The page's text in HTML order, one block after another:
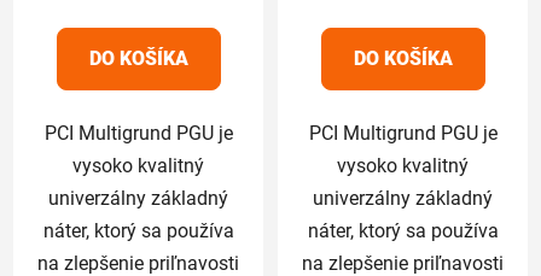
5
hviezdičiek.
DO KOŠÍKA
PCI Multigrund PGU je
vysoko kvalitný
univerzálny základný
náter, ktorý sa používa
na zlepšenie priľnavosti
5
hviezdičiek.
DO KOŠÍKA
PCI Multigrund PGU je
vysoko kvalitný
univerzálny základný
náter, ktorý sa používa
na zlepšenie priľnavosti